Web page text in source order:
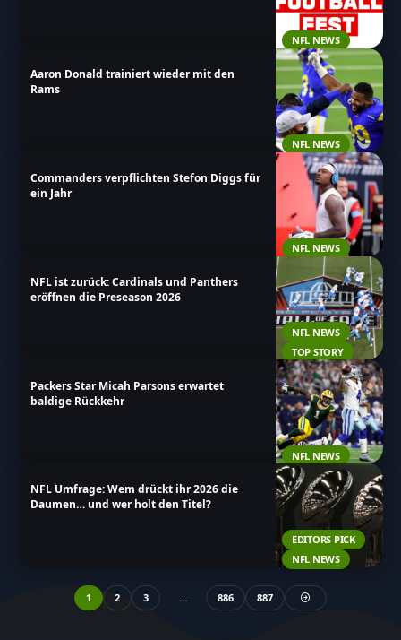
mir unserem einfach zu navigierenden Design schnell
alle Informationen finden, die du suchst.
NFL NEWS
NFL NEWS
Aaron Donald trainiert wieder mit den
Rams
NFL NEWS
Commanders verpflichten Stefon Diggs für
ein Jahr
NFL NEWS
TOP STORY
NFL ist zurück: Cardinals und Panthers
eröffnen die Preseason 2026
NFL NEWS
Packers Star Micah Parsons erwartet
baldige Rückkehr
EDITORS PICK
NFL NEWS
NFL Umfrage: Wem drückt ihr 2026 die
Daumen… und wer holt den Titel?
1 2 3 … 886 887